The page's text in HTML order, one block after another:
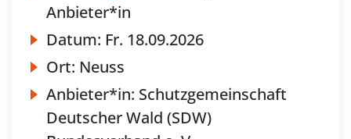
Anbieter*in
Datum: Fr. 18.09.2026
Ort: Neuss
Anbieter*in: Schutzgemeinschaft
Deutscher Wald (SDW)